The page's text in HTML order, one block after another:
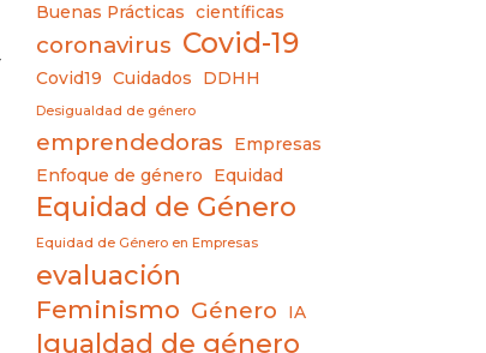
Buenas Prácticas
científicas
coronavirus Covid-19
Covid19 Cuidados DDHH
Desigualdad de género
emprendedoras
Empresas
Enfoque de género
Equidad
Equidad de Género
Equidad de Género en Empresas
evaluación
Feminismo Género IA
Igualdad de género